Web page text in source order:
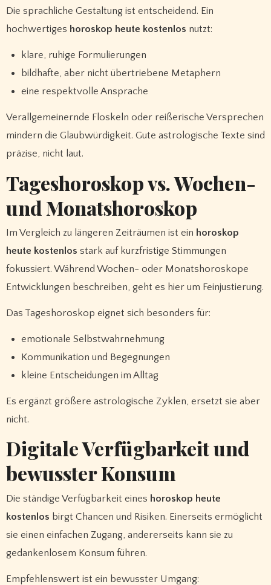
Die sprachliche Gestaltung ist entscheidend. Ein
hochwertiges horoskop heute kostenlos nutzt:
klare, ruhige Formulierungen
bildhafte, aber nicht übertriebene Metaphern
eine respektvolle Ansprache
Verallgemeinernde Floskeln oder reißerische Versprechen
mindern die Glaubwürdigkeit. Gute astrologische Texte sind
präzise, nicht laut.
Tageshoroskop vs. Wochen-
und Monatshoroskop
Im Vergleich zu längeren Zeiträumen ist ein horoskop
heute kostenlos stark auf kurzfristige Stimmungen
fokussiert. Während Wochen- oder Monatshoroskope
Entwicklungen beschreiben, geht es hier um Feinjustierung.
Das Tageshoroskop eignet sich besonders für:
emotionale Selbstwahrnehmung
Kommunikation und Begegnungen
kleine Entscheidungen im Alltag
Es ergänzt größere astrologische Zyklen, ersetzt sie aber
nicht.
Digitale Verfügbarkeit und
bewusster Konsum
Die ständige Verfügbarkeit eines horoskop heute
kostenlos birgt Chancen und Risiken. Einerseits ermöglicht
sie einen einfachen Zugang, andererseits kann sie zu
gedankenlosem Konsum führen.
Empfehlenswert ist ein bewusster Umgang: